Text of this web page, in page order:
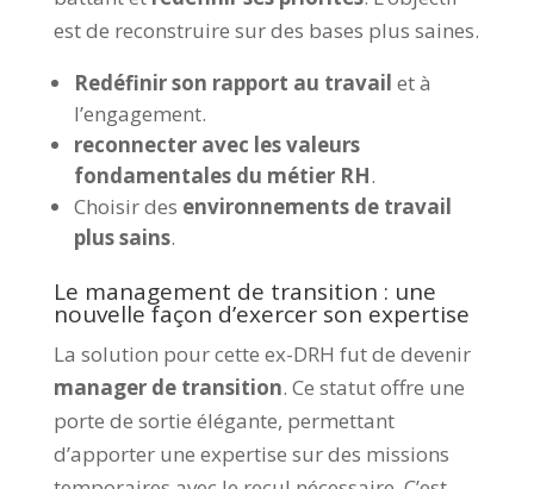
est de reconstruire sur des bases plus saines.
Redéfinir son rapport au travail et à
l’engagement.
reconnecter avec les valeurs
fondamentales du métier RH.
Choisir des environnements de travail
plus sains.
Le management de transition : une
nouvelle façon d’exercer son expertise
La solution pour cette ex-DRH fut de devenir
manager de transition. Ce statut offre une
porte de sortie élégante, permettant
d’apporter une expertise sur des missions